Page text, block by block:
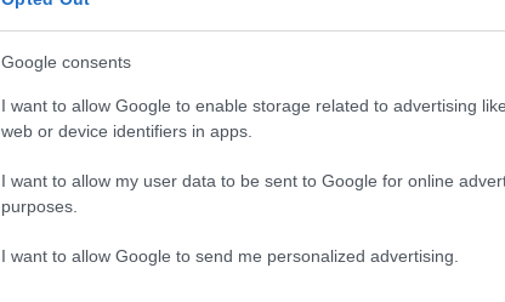
Google consents
I want to allow Google to enable storage related to advertising
web or device identifiers in apps.
I want to allow my user data to be sent to Google for online
purposes.
I want to allow Google to send me personalized advertising.